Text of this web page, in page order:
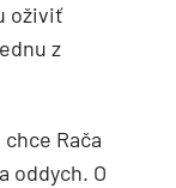
oživiť
z
Rača
oddych. O